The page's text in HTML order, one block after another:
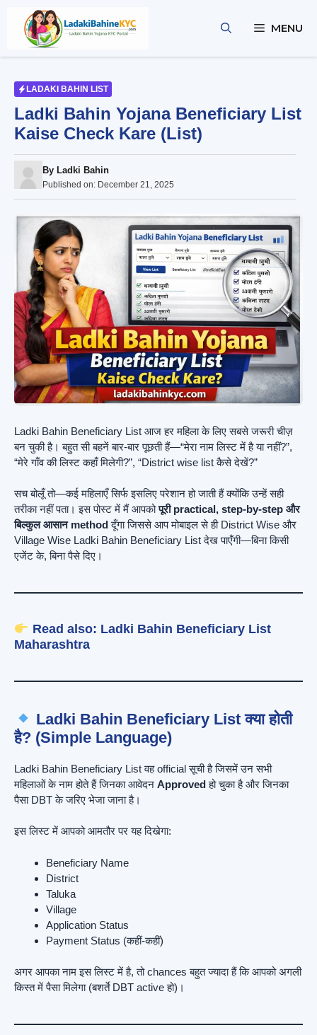
content
MENU
LADAKI BAHIN LIST
Ladki Bahin Yojana Beneficiary List
Kaise Check Kare (List)
By Ladki Bahin
Published on: December 21, 2025
Ladki Bahin Beneficiary List आज हर महिला के लिए सबसे जरूरी चीज़
बन चुकी है। बहुत सी बहनें बार-बार पूछती हैं—“मेरा नाम लिस्ट में है या नहीं?”,
“मेरे गाँव की लिस्ट कहाँ मिलेगी?”, “District wise list कैसे देखें?”
सच बोलूँ तो—कई महिलाएँ सिर्फ इसलिए परेशान हो जाती हैं क्योंकि उन्हें सही
तरीका नहीं पता। इस पोस्ट में मैं आपकोपूरी practical, step-by-step और
बिल्कुल आसान method दूँगा जिससे आप मोबाइल से ही District Wise और
Village Wise Ladki Bahin Beneficiary List देख पाएँगी—बिना किसी
एजेंट के, बिना पैसे दिए।
Read also: Ladki Bahin Beneficiary List
Maharashtra
Ladki Bahin Beneficiary List क्या होती
है? (Simple Language)
Ladki Bahin Beneficiary List वह official सूची है जिसमें उन सभी
महिलाओं के नाम होते हैं जिनका आवेदन Approvedहो चुका है और जिनका
पैसा DBT के जरिए भेजा जाना है।
इस लिस्ट में आपको आमतौर पर यह दिखेगा:
Beneficiary Name
District
Taluka
Village
Application Status
Payment Status (कहीं-कहीं)
अगर आपका नाम इस लिस्ट में है, तो chances बहुत ज्यादा हैं कि आपको अगली
किस्त में पैसा मिलेगा (बशर्ते DBT active हो)।